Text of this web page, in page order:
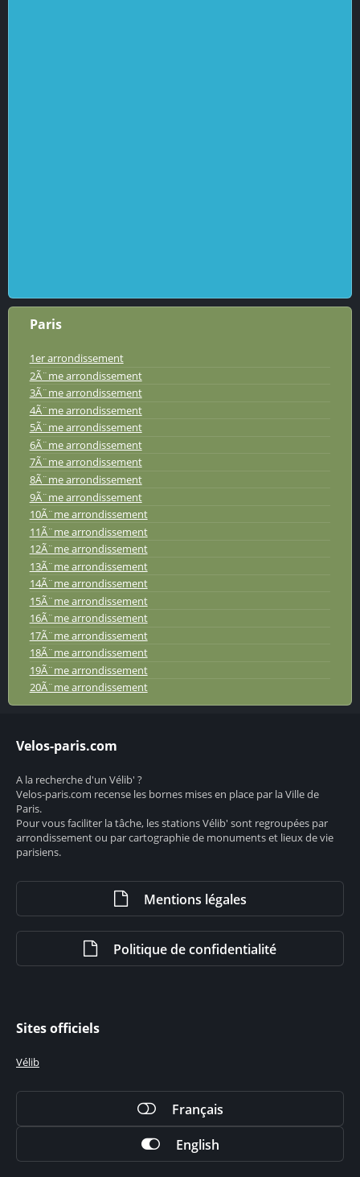
Paris
1er arrondissement
2Ã¨me arrondissement
3Ã¨me arrondissement
4Ã¨me arrondissement
5Ã¨me arrondissement
6Ã¨me arrondissement
7Ã¨me arrondissement
8Ã¨me arrondissement
9Ã¨me arrondissement
10Ã¨me arrondissement
11Ã¨me arrondissement
12Ã¨me arrondissement
13Ã¨me arrondissement
14Ã¨me arrondissement
15Ã¨me arrondissement
16Ã¨me arrondissement
17Ã¨me arrondissement
18Ã¨me arrondissement
19Ã¨me arrondissement
20Ã¨me arrondissement
Velos-paris.com
A la recherche d'un Vélib' ?
Velos-paris.com recense les bornes mises en place par la Ville de
Paris.
Pour vous faciliter la tâche, les stations Vélib' sont regroupées par
arrondissement ou par cartographie de monuments et lieux de vie
parisiens.
Mentions légales
Politique de confidentialité
Sites officiels
Vélib
Français
English